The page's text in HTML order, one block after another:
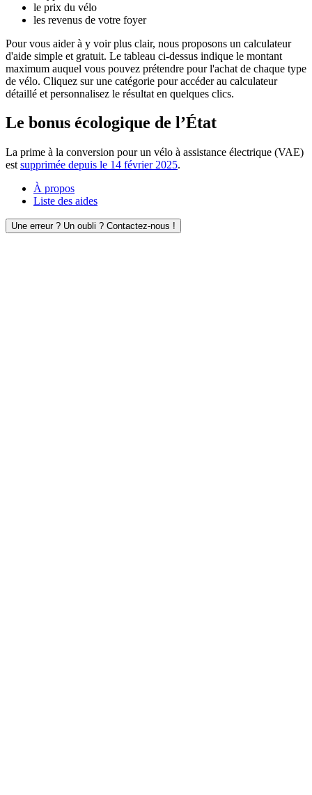
le prix du vélo
les revenus de votre foyer
Pour vous aider à y voir plus clair, nous proposons un calculateur
d'aide simple et gratuit. Le tableau ci-dessus indique le montant
maximum auquel vous pouvez prétendre pour l'achat de chaque type
de vélo. Cliquez sur une catégorie pour accéder au calculateur
détaillé et personnalisez le résultat en quelques clics.
Le bonus écologique de l’État
La prime à la conversion pour un vélo à assistance électrique (VAE)
est supprimée depuis le 14 février 2025.
À propos
Liste des aides
Une erreur ? Un oubli ? Contactez-nous !